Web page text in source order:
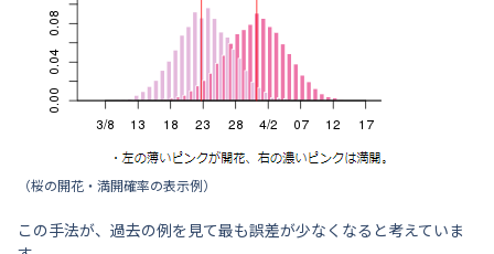
（桜の開花・満開確率の表示例）
この手法が、過去の例を見て最も誤差が少なくなると考えていま